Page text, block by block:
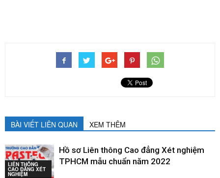
BÀI VIẾT LIÊN QUAN XEM THÊM
LIÊN THÔNG
CAO ĐẲNG XÉT
NGHIỆM
Hồ sơ Liên thông Cao đẳng Xét nghiệm
TPHCM mẫu chuẩn năm 2022